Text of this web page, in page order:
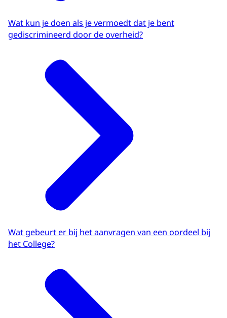
Wat kun je doen als je vermoedt dat je bent
gediscrimineerd door de overheid?
Wat gebeurt er bij het aanvragen van een oordeel bij
het College?